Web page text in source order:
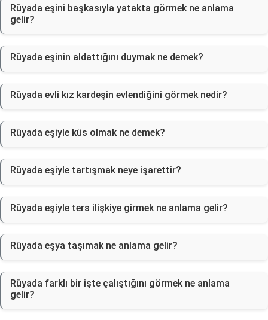
Rüyada eşini başkasıyla yatakta görmek ne anlama
gelir?
Rüyada eşinin aldattığını duymak ne demek?
Rüyada evli kız kardeşin evlendiğini görmek nedir?
Rüyada eşiyle küs olmak ne demek?
Rüyada eşiyle tartışmak neye işarettir?
Rüyada eşiyle ters ilişkiye girmek ne anlama gelir?
Rüyada eşya taşımak ne anlama gelir?
Rüyada farklı bir işte çalıştığını görmek ne anlama
gelir?